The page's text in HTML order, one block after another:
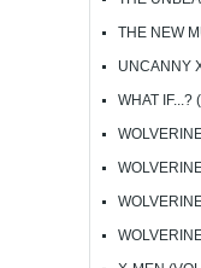
THE NEW
UNCANNY
WHAT IF...?